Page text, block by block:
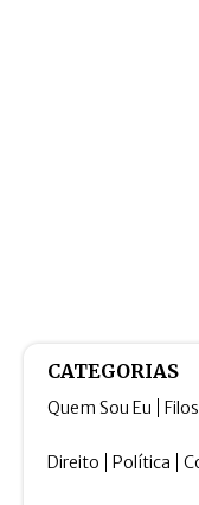
CATEGORIAS
Quem Sou Eu
Direito Política